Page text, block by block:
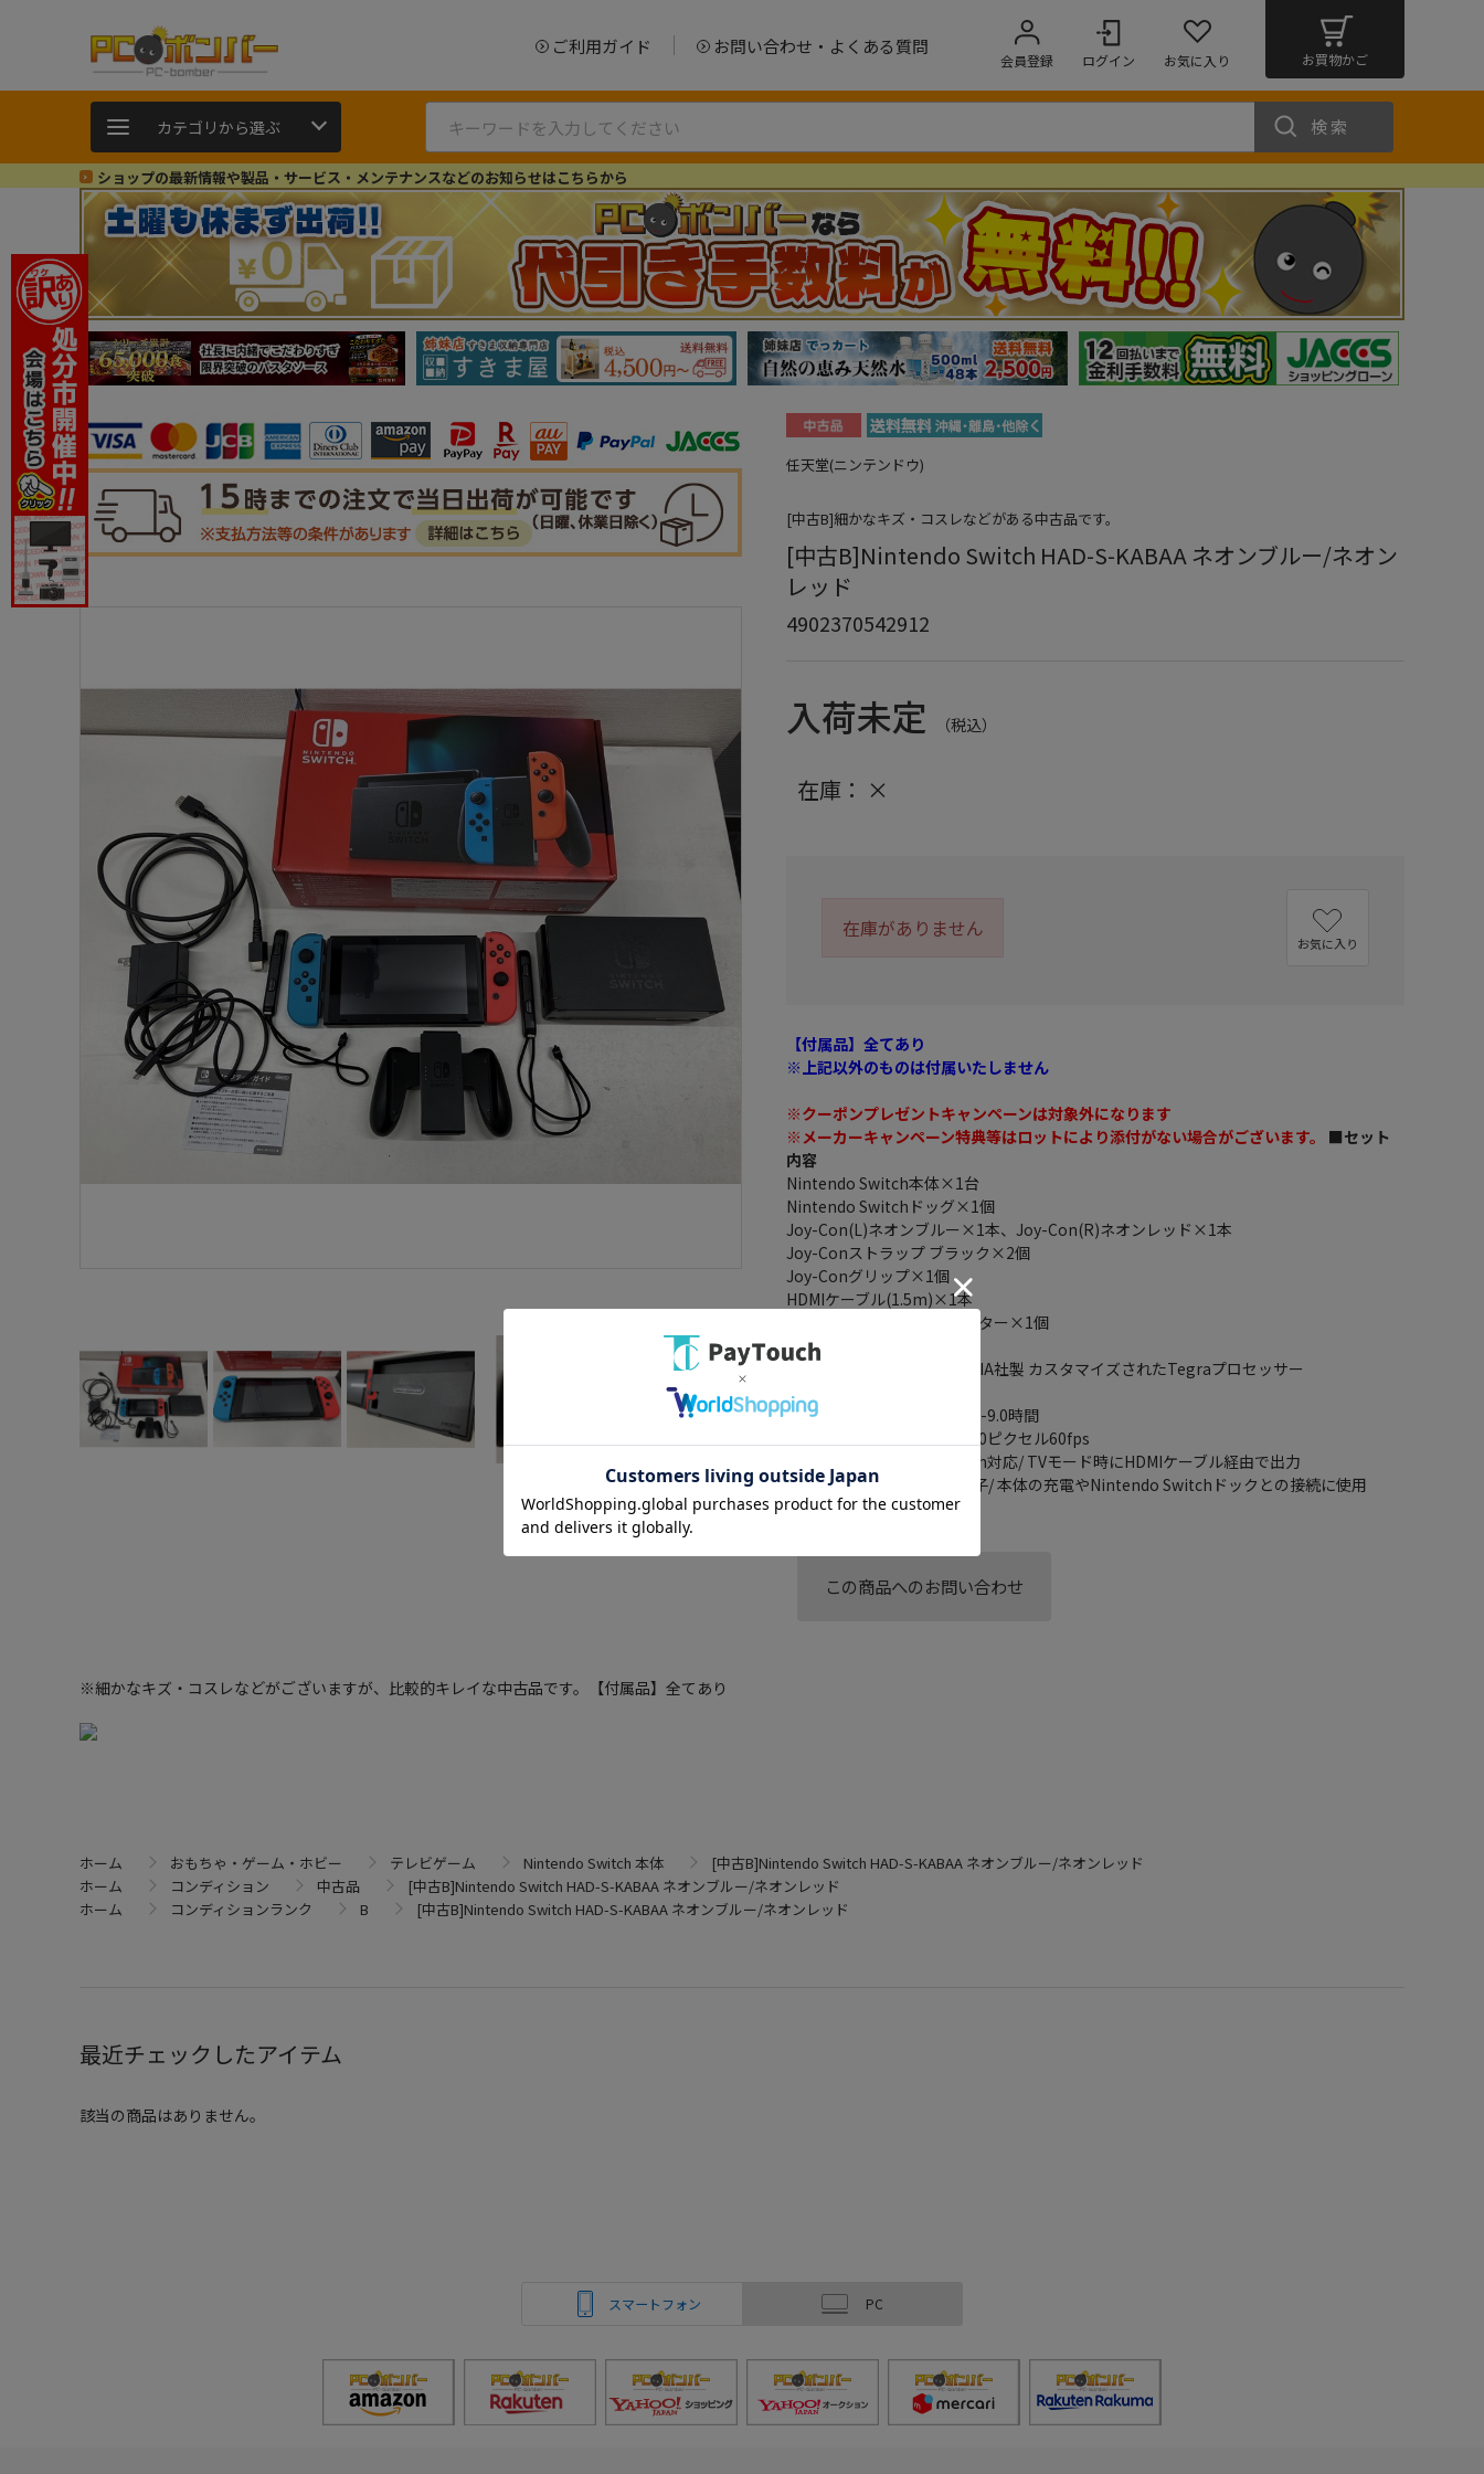
ご利用ガイド お問い合わせ・よくある質問
会員登録 ログイン お気に入り お買物かご
カテゴリから選ぶ 検索
ショップの最新情報や製品・サービス・メンテナンスなどのお知らせはこちらから
任天堂(ニンテンドウ)
[中古B]細かなキズ・コスレなどがある中古品です。
[中古B]Nintendo Switch HAD-S-KABAA ネオンブルー/ネオン
レッド
4902370542912
入荷未定 （税込）
在庫： ×
在庫がありません
お気に入り
【付属品】全てあり
※上記以外のものは付属いたしません
※クーポンプレゼントキャンペーンは対象外になります
※メーカーキャンペーン特典等はロットにより添付がない場合がございます。
■セット
内容
Nintendo Switch本体×1台
Nintendo Switchドッグ×1個
Joy-Con(L)ネオンブルー×1本、Joy-Con(R)ネオンレッド×1本
Joy-Conストラップ ブラック×2個
Joy-Conグリップ×1個
HDMIケーブル(1.5m)×1本
Nintendo Switch ACアダプター×1個
セーフティガイド×1枚
メインプロセッサー： NVIDIA社製 カスタマイズされたTegraプロセッサー
メモリ： 32GB
バッテリー持続時間： 約4.5-9.0時間
映像出力： 最大 1920×1080ピクセル60fps
音声出力： リニアPCM 5.1ch対応/ TVモード時にHDMIケーブル経由で出力
USB端子： USB Type-C 端子/ 本体の充電やNintendo Switchドックとの接続に使用
この商品へのお問い合わせ
※細かなキズ・コスレなどがございますが、比較的キレイな中古品です。【付属品】全てあり
ホーム おもちゃ・ゲーム・ホビー テレビゲーム Nintendo Switch 本体
[中古B]Nintendo Switch HAD-S-KABAA ネオンブルー/ネオンレッド
ホーム
コンディション 中古品
[中古B]Nintendo Switch HAD-S-KABAA ネオンブルー/ネオンレッド
ホーム
コンディションランク B [中古B]Nintendo Switch HAD-S-KABAA ネオンブルー/ネオンレッド
最近チェックしたアイテム
該当の商品はありません。
スマートフォン PC